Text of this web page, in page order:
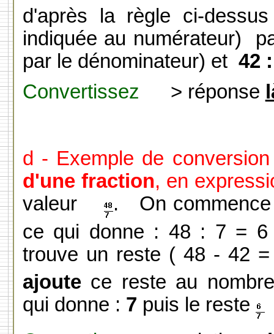
d'après la règle ci-
indiquée au numérateur)
par le dénominateur) et 42
Convertissez
> réponse
d - Exemple de
d'une fraction, en
valeur . On commence
ce qui donne : 48 : 7 = 6
trouve un reste ( 48 - 42
ajoutece reste au
qui donne : 7 puis le reste